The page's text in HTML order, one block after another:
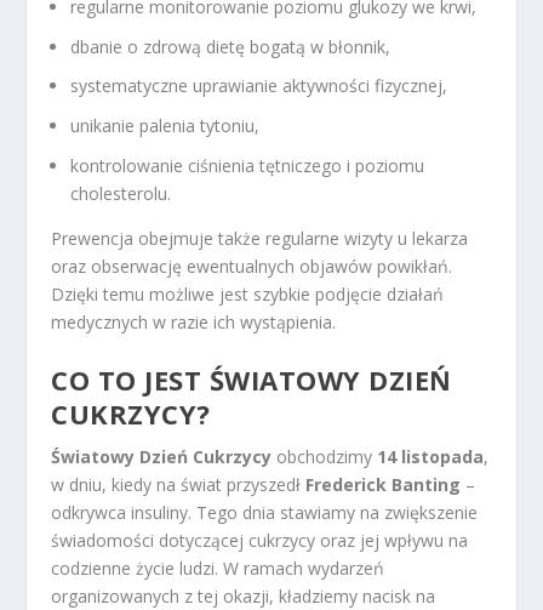
regularne monitorowanie poziomu glukozy we krwi,
dbanie o zdrową dietę bogatą w błonnik,
systematyczne uprawianie aktywności fizycznej,
unikanie palenia tytoniu,
kontrolowanie ciśnienia tętniczego i poziomu
cholesterolu.
Prewencja obejmuje także regularne wizyty u lekarza
oraz obserwację ewentualnych objawów powikłań.
Dzięki temu możliwe jest szybkie podjęcie działań
medycznych w razie ich wystąpienia.
CO TO JEST ŚWIATOWY DZIEŃ
CUKRZYCY?
Światowy Dzień Cukrzycy obchodzimy 14 listopada,
w dniu, kiedy na świat przyszedł Frederick Banting –
odkrywca insuliny. Tego dnia stawiamy na zwiększenie
świadomości dotyczącej cukrzycy oraz jej wpływu na
codzienne życie ludzi. W ramach wydarzeń
organizowanych z tej okazji, kładziemy nacisk na